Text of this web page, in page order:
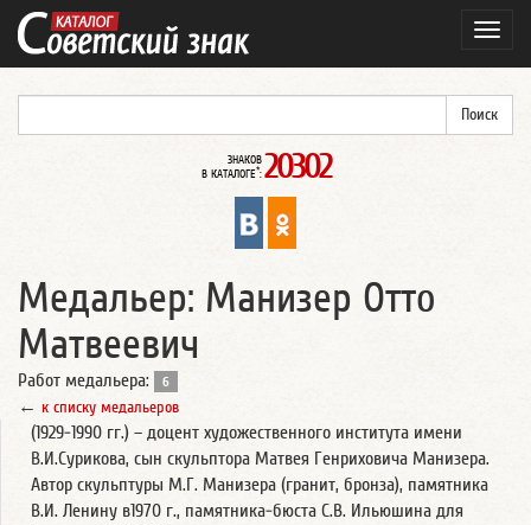
ЗНАКОВ
В КАТАЛОГЕ*: 20302
Медальер: Манизер Отто
Матвеевич
Работ медальера: 6
← к списку медальеров
(1929-1990 гг.) – доцент художественного института имени
В.И.Сурикова, сын скульптора Матвея Генриховича Манизера.
Автор скульптуры М.Г. Манизера (гранит, бронза), памятника
В.И. Ленину в1970 г., памятника-бюста С.В. Ильюшина для